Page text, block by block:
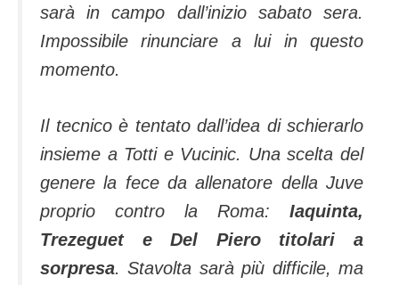
sarà in campo dall’inizio sabato sera.
Impossibile rinunciare a lui in questo
momento.
Il tecnico è tentato dall’idea di schierarlo
insieme a Totti e Vucinic. Una scelta del
genere la fece da allenatore della Juve
proprio contro la Roma: Iaquinta,
Trezeguet e Del Piero titolari a
sorpresa. Stavolta sarà più difficile, ma